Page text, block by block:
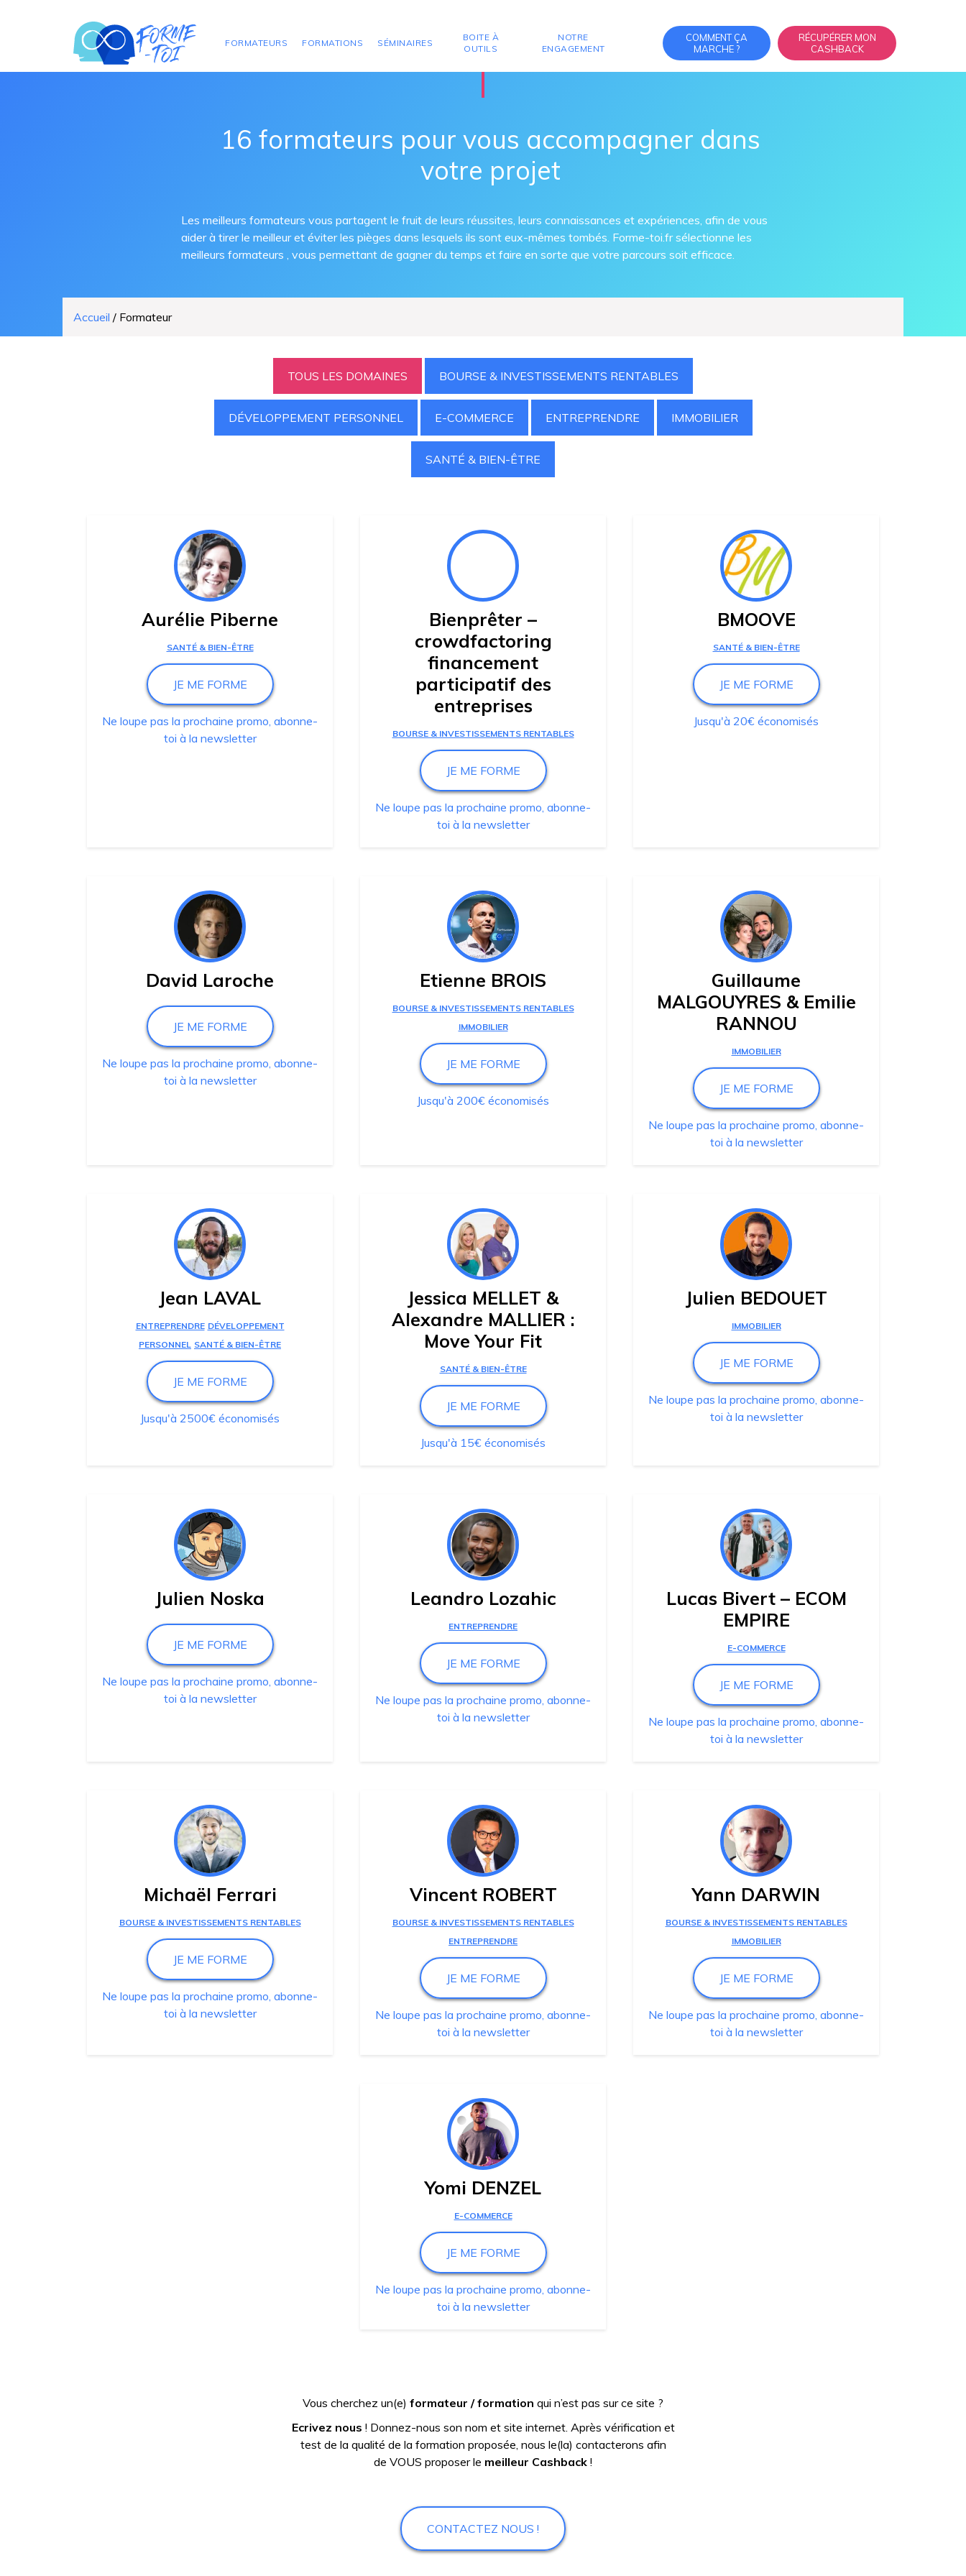
FORMATEURS FORMATIONS SÉMINAIRES
BOITE À
OUTILS
NOTRE
ENGAGEMENT
COMMENT ÇA
MARCHE ?
RÉCUPÉRER MON
CASHBACK
16 formateurs pour vous accompagner dans
votre projet
Les meilleurs formateurs vous partagent le fruit de leurs réussites, leurs connaissances et expériences, afin de vous
aider à tirer le meilleur et éviter les pièges dans lesquels ils sont eux-mêmes tombés. Forme-toi.fr sélectionne les
meilleurs formateurs , vous permettant de gagner du temps et faire en sorte que votre parcours soit efficace.
Accueil / Formateur
TOUS LES DOMAINES BOURSE & INVESTISSEMENTS RENTABLES
DÉVELOPPEMENT PERSONNEL E-COMMERCE ENTREPRENDRE IMMOBILIER
SANTÉ & BIEN-ÊTRE
Aurélie Piberne
SANTÉ & BIEN-ÊTRE
JE ME FORME
Ne loupe pas la prochaine promo, abonne-
toi à la newsletter
Bienprêter –
crowdfactoring
financement
participatif des
entreprises
BOURSE & INVESTISSEMENTS RENTABLES
JE ME FORME
Ne loupe pas la prochaine promo, abonne-
toi à la newsletter
BMOOVE
SANTÉ & BIEN-ÊTRE
JE ME FORME
Jusqu'à 20€ économisés
David Laroche
JE ME FORME
Ne loupe pas la prochaine promo, abonne-
toi à la newsletter
Etienne BROIS
BOURSE & INVESTISSEMENTS RENTABLES
IMMOBILIER
JE ME FORME
Jusqu'à 200€ économisés
Guillaume
MALGOUYRES & Emilie
RANNOU
IMMOBILIER
JE ME FORME
Ne loupe pas la prochaine promo, abonne-
toi à la newsletter
Jean LAVAL
ENTREPRENDRE DÉVELOPPEMENT
PERSONNEL SANTÉ & BIEN-ÊTRE
JE ME FORME
Jusqu'à 2500€ économisés
Jessica MELLET &
Alexandre MALLIER :
Move Your Fit
SANTÉ & BIEN-ÊTRE
JE ME FORME
Jusqu'à 15€ économisés
Julien BEDOUET
IMMOBILIER
JE ME FORME
Ne loupe pas la prochaine promo, abonne-
toi à la newsletter
Julien Noska
JE ME FORME
Ne loupe pas la prochaine promo, abonne-
toi à la newsletter
Leandro Lozahic
ENTREPRENDRE
JE ME FORME
Ne loupe pas la prochaine promo, abonne-
toi à la newsletter
Lucas Bivert – ECOM
EMPIRE
E-COMMERCE
JE ME FORME
Ne loupe pas la prochaine promo, abonne-
toi à la newsletter
Michaël Ferrari
BOURSE & INVESTISSEMENTS RENTABLES
JE ME FORME
Ne loupe pas la prochaine promo, abonne-
toi à la newsletter
Vincent ROBERT
BOURSE & INVESTISSEMENTS RENTABLES
ENTREPRENDRE
JE ME FORME
Ne loupe pas la prochaine promo, abonne-
toi à la newsletter
Yann DARWIN
BOURSE & INVESTISSEMENTS RENTABLES
IMMOBILIER
JE ME FORME
Ne loupe pas la prochaine promo, abonne-
toi à la newsletter
Yomi DENZEL
E-COMMERCE
JE ME FORME
Ne loupe pas la prochaine promo, abonne-
toi à la newsletter
Vous cherchez un(e) formateur / formation qui n’est pas sur ce site ?
Ecrivez nous ! Donnez-nous son nom et site internet. Après vérification et
test de la qualité de la formation proposée, nous le(la) contacterons afin
de VOUS proposer le meilleur Cashback !
CONTACTEZ NOUS !